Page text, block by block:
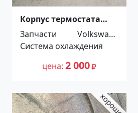
Корпус термостата
Volkswagen Tiguan
2011 Кропоткин
Запчасти
Volkswage
Система охлаждения
цена 2 000